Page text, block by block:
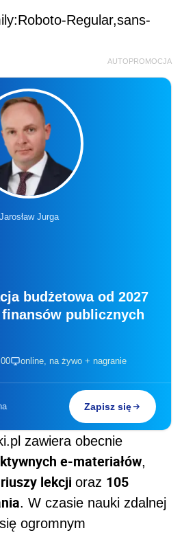
Regular,sans-
AUTOPROMOCJA
Jarosław Jurga
budżetowa od 2027
publicznych
online, na żywo + nagranie
Zapisz się
zawiera obecnie
e-materiałów,
lekcji oraz 105
. W czasie nauki zdalnej
ogromnym